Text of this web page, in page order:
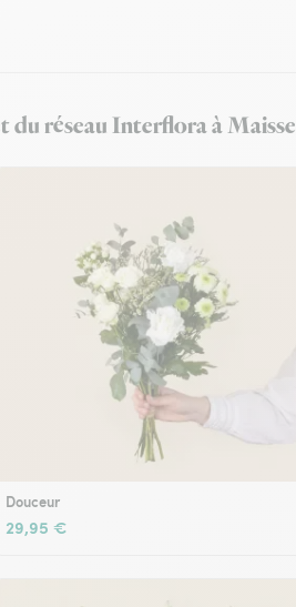
du réseau Interflora à Maisse
Douceur
29,95 €